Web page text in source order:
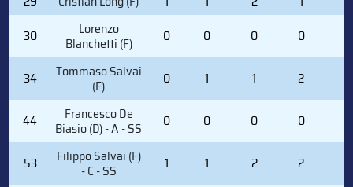
30
Lorenzo
Blanchetti (F) 0 0 0 0
34 Tommaso Salvai
(F) 0 1 1 2
44 Francesco De
Biasio (D) - A - SS 0 0 0 0
53 Filippo Salvai (F)
- C - SS 1 1 2 2